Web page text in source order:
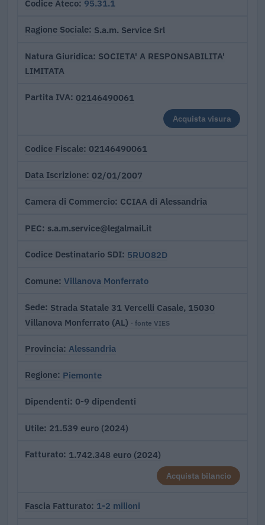
Codice Ateco 95.31.1
Ragione Sociale S.a.m. Service Srl
Natura Giuridica SOCIETA' A RESPONSABILITA'
LIMITATA
Partita IVA 02146490061
Acquista visura
Codice Fiscale 02146490061
Data Iscrizione 02/01/2007
Camera di Commercio CCIAA di Alessandria
PEC s.a.m.service@legalmail.it
Codice Destinatario SDI 5RUO82D
Comune Villanova Monferrato
Sede Strada Statale 31 Vercelli Casale, 15030
Villanova Monferrato (AL) · fonte VIES
Provincia Alessandria
Regione Piemonte
Dipendenti 0-9 dipendenti
Utile 21.539 euro (2024)
Fatturato 1.742.348 euro (2024)
Acquista bilancio
Fascia Fatturato 1-2 milioni